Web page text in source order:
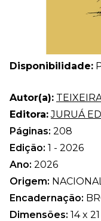
Disponibilidade:
Autor(a):
Editora: JURUÁ
Páginas: 208
Edição: 1 - 2026
Ano: 2026
Origem: NACIONAL
Encadernação:
Dimensões: 14 x